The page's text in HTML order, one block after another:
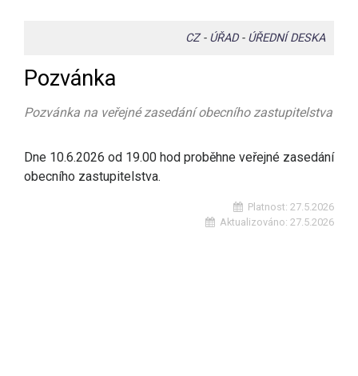
CZ- ÚŘAD- ÚŘEDNÍ DESKA
Pozvánka
Pozvánka na veřejné zasedání obecního zastupitelstva
Dne 10.6.2026 od 19.00 hod proběhne veřejné zasedání
obecního zastupitelstva.
Platnost: 27.5.2026
Aktualizováno: 27.5.2026